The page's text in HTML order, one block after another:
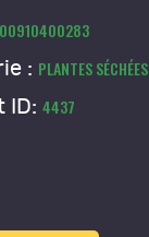
: PLANTES SÉCHÉES
ID: 4437